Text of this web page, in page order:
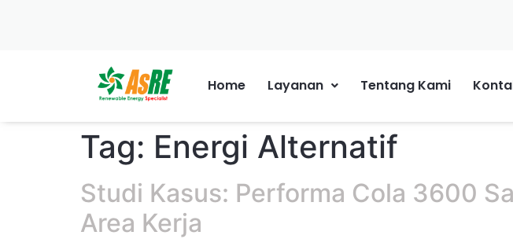
Home Layanan Tentang Kami
Tag: Energi Alternatif
Studi Kasus: Performa Cola 3600
Area Kerja